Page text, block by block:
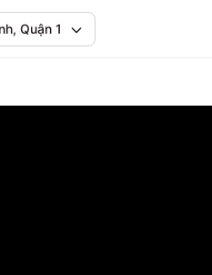
Hồ Chí Minh, Quận 1